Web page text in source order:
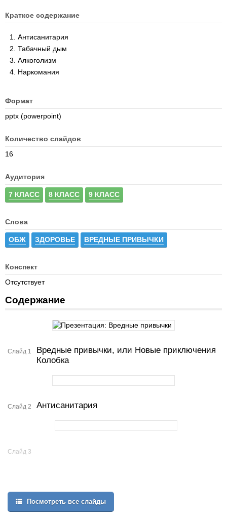
Краткое содержание
Антисанитария
Табачный дым
Алкоголизм
Наркомания
Формат
pptx (powerpoint)
Количество слайдов
16
Аудитория
7 КЛАСС 8 КЛАСС 9 КЛАСС
Слова
ОБЖ ЗДОРОВЬЕ ВРЕДНЫЕ ПРИВЫЧКИ
Конспект
Отсутствует
Содержание
Слайд 1
Вредные привычки, или Новые приключения
Колобка
Слайд 2 Антисанитария
Слайд 3
Посмотреть все слайды